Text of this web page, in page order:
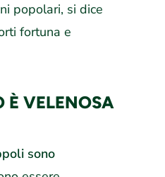
popolari, si dice
fortuna e
È VELENOSA
sono